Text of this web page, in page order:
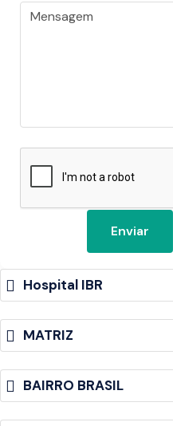
Enviar
Hospital IBR
MATRIZ
BAIRRO BRASIL